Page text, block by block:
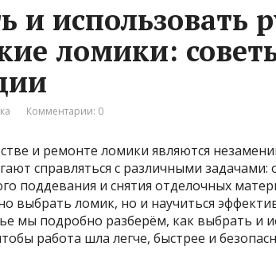
и использовать
ломики:
Комментарии: 0
и ремонте ломики являются
справляться с различными задачами:
поддевания и снятия отделочных
выбрать ломик, но и научиться
мы подробно разберём, как выбрать и
работа шла легче, быстрее и